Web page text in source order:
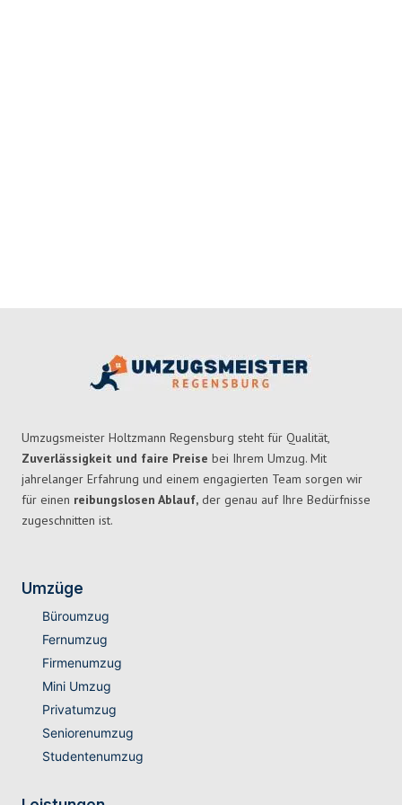
Umzugsmeister Holtzmann Regensburg steht für Qualität,
Zuverlässigkeit und faire Preise bei Ihrem Umzug. Mit
jahrelanger Erfahrung und einem engagierten Team sorgen wir
für einen reibungslosen Ablauf, der genau auf Ihre Bedürfnisse
zugeschnitten ist.
Umzüge
Büroumzug
Fernumzug
Firmenumzug
Mini Umzug
Privatumzug
Seniorenumzug
Studentenumzug